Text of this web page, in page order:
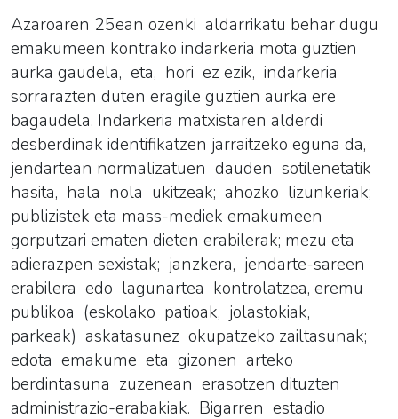
Azaroaren 25ean ozenki aldarrikatu behar dugu
emakumeen kontrako indarkeria mota guztien
aurka gaudela, eta, hori ez ezik, indarkeria
sorrarazten duten eragile guztien aurka ere
bagaudela. Indarkeria matxistaren alderdi
desberdinak identifikatzen jarraitzeko eguna da,
jendartean normalizatuen dauden sotilenetatik
hasita, hala nola ukitzeak; ahozko lizunkeriak;
publizistek eta mass-mediek emakumeen
gorputzari ematen dieten erabilerak; mezu eta
adierazpen sexistak; janzkera, jendarte-sareen
erabilera edo lagunartea kontrolatzea, eremu
publikoa (eskolako patioak, jolastokiak,
parkeak) askatasunez okupatzeko zailtasunak;
edota emakume eta gizonen arteko
berdintasuna zuzenean erasotzen dituzten
administrazio-erabakiak. Bigarren estadio